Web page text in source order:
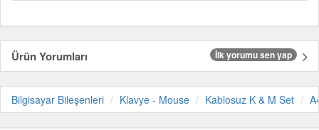
Ürün Yorumları İlk yorumu sen yap
Bilgisayar Bileşenleri Klavye - Mouse Kablosuz K & M Set